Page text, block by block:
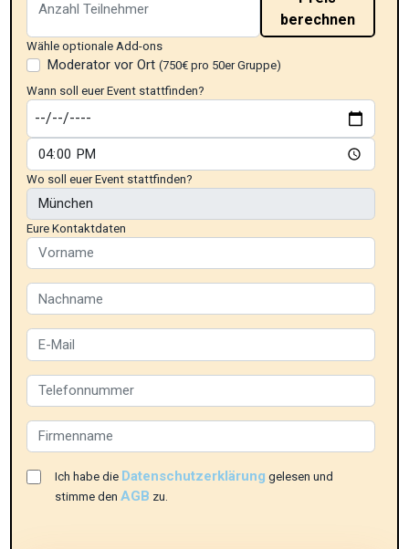
berechnen
Wähle optionale Add-ons
Moderator vor Ort (750€ pro 50er Gruppe)
Wann soll euer Event stattfinden?
Wo soll euer Event stattfinden?
Eure Kontaktdaten
Ich habe die Datenschutzerklärung gelesen und
stimme denAGB zu.